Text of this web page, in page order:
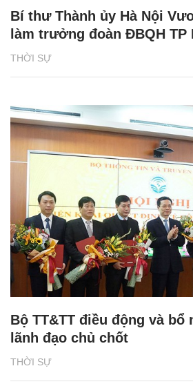
THỜI SỰ
Bí thư Thành ủy Hà Nội
làm trưởng đoàn ĐBQH TP
THỜI SỰ
Bộ TT&TT điều động và bổ
lãnh đạo chủ chốt